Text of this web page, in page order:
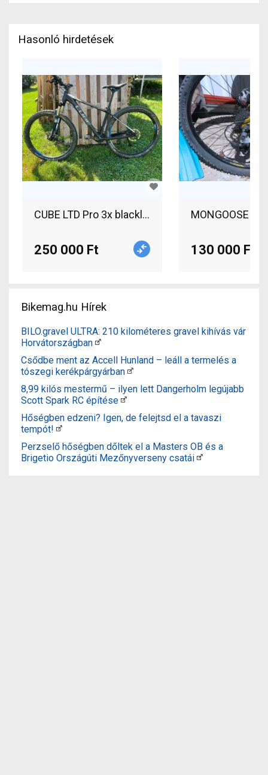
Hasonló hirdetések
CUBE LTD Pro 3x blackline 2016 Mountain Bike
250 000 Ft
MONGOOSE
130 000 Ft
Bikemag.hu Hírek
BILO.gravel ULTRA: 210 kilométeres gravel kihívás vár
Horvátországban
Csődbe ment az Accell Hunland – leáll a termelés a
tószegi kerékpárgyárban
8,99 kilós mestermű – ilyen lett Dangerholm legújabb
Scott Spark RC építése
Hőségben edzeni? Igen, de felejtsd el a tavaszi
tempót!
Perzselő hőségben dőltek el a Masters OB és a
Brigetio Országúti Mezőnyverseny csatái